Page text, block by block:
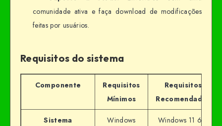
comunidade ativa e faça download de modificações
feitas por usuários.
Requisitos do sistema
Componente
Requisitos
Mínimos
Requisitos
Recomendados
Sistema
Windows
Windows 11 64-